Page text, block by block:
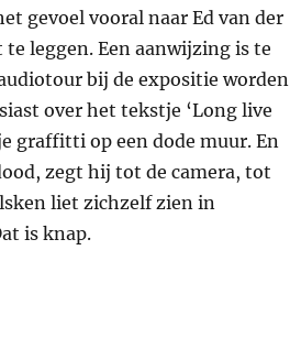
gevoel vooral naar Ed van der
leggen. Een aanwijzing is te
bij de expositie worden
over het tekstje ‘Long live
graffitti op een dode muur. En
zegt hij tot de camera, tot
liet zichzelf zien in
is knap.